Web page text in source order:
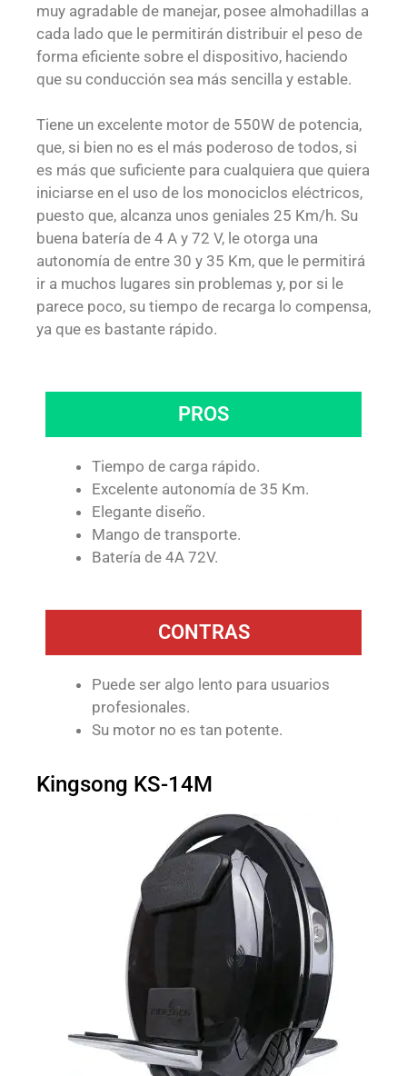
muy agradable de manejar, posee almohadillas a
cada lado que le permitirán distribuir el peso de
forma eficiente sobre el dispositivo, haciendo
que su conducción sea más sencilla y estable.
Tiene un excelente motor de 550W de potencia,
que, si bien no es el más poderoso de todos, si
es más que suficiente para cualquiera que quiera
iniciarse en el uso de los monociclos eléctricos,
puesto que, alcanza unos geniales 25 Km/h. Su
buena batería de 4 A y 72 V, le otorga una
autonomía de entre 30 y 35 Km, que le permitirá
ir a muchos lugares sin problemas y, por si le
parece poco, su tiempo de recarga lo compensa,
ya que es bastante rápido.
PROS
Tiempo de carga rápido.
Excelente autonomía de 35 Km.
Elegante diseño.
Mango de transporte.
Batería de 4A 72V.
CONTRAS
Puede ser algo lento para usuarios
profesionales.
Su motor no es tan potente.
Kingsong KS-14M